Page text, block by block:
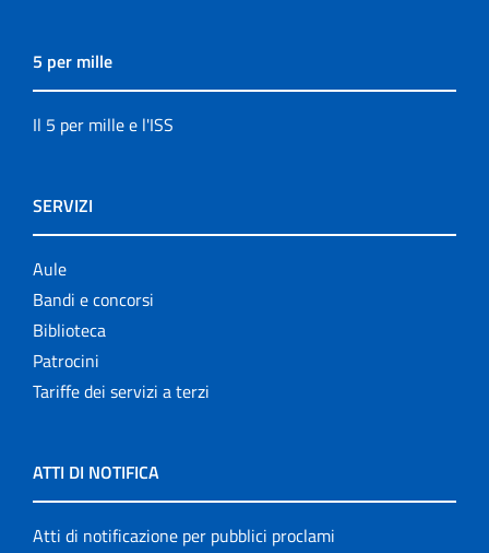
5 per mille
Il 5 per mille e l'ISS
SERVIZI
Aule
Bandi e concorsi
Biblioteca
Patrocini
Tariffe dei servizi a terzi
ATTI DI NOTIFICA
Atti di notificazione per pubblici proclami